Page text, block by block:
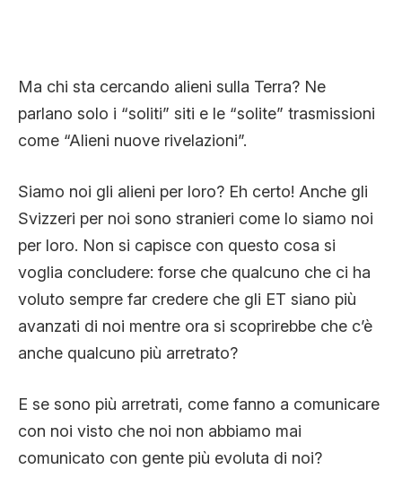
Ma chi sta cercando alieni sulla Terra? Ne
parlano solo i “soliti” siti e le “solite” trasmissioni
come “Alieni nuove rivelazioni”.
Siamo noi gli alieni per loro? Eh certo! Anche gli
Svizzeri per noi sono stranieri come lo siamo noi
per loro. Non si capisce con questo cosa si
voglia concludere: forse che qualcuno che ci ha
voluto sempre far credere che gli ET siano più
avanzati di noi mentre ora si scoprirebbe che c’è
anche qualcuno più arretrato?
E se sono più arretrati, come fanno a comunicare
con noi visto che noi non abbiamo mai
comunicato con gente più evoluta di noi?